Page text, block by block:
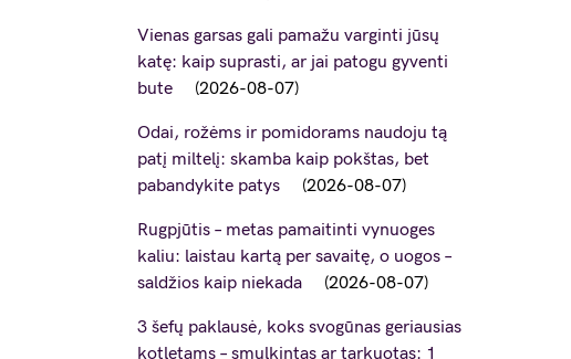
Vienas garsas gali pamažu varginti jūsų
katę: kaip suprasti, ar jai patogu gyventi
bute
2026-08-07
Odai, rožėms ir pomidorams naudoju tą
patį miltelį: skamba kaip pokštas, bet
pabandykite patys
2026-08-07
Rugpjūtis – metas pamaitinti vynuoges
kaliu: laistau kartą per savaitę, o uogos –
saldžios kaip niekada
2026-08-07
3 šefų paklausė, koks svogūnas geriausias
kotletams – smulkintas ar tarkuotas: 1